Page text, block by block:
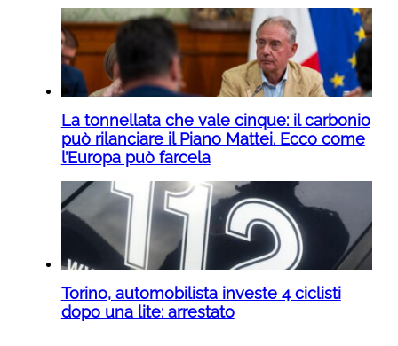
La tonnellata che vale cinque: il carbonio
può rilanciare il Piano Mattei. Ecco come
l’Europa può farcela
Torino, automobilista investe 4 ciclisti
dopo una lite: arrestato